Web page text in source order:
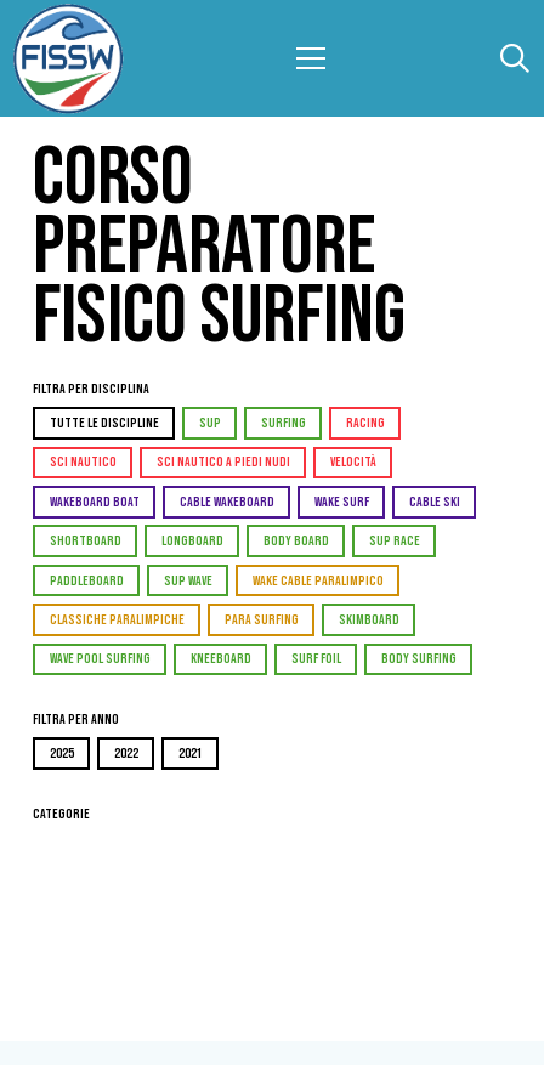
CORSO
PREPARATORE
FISICO SURFING
Filtra per Disciplina
TUTTE LE DISCIPLINE SUP SURFING RACING
SCI NAUTICO SCI NAUTICO A PIEDI NUDI VELOCITÀ
WAKEBOARD BOAT CABLE WAKEBOARD WAKE SURF CABLE SKI
SHORTBOARD LONGBOARD BODY BOARD SUP RACE
PADDLEBOARD SUP WAVE WAKE CABLE PARALIMPICO
CLASSICHE PARALIMPICHE PARA SURFING SKIMBOARD
WAVE POOL SURFING KNEEBOARD SURF FOIL BODY SURFING
Filtra per Anno
2025 2022 2021
Categorie